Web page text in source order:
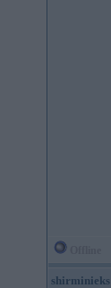
shirminieks